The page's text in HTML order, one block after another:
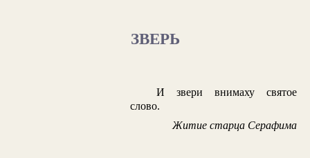
ЗВЕРЬ
И звери внимаху святое
слово.
Житие старца Серафима